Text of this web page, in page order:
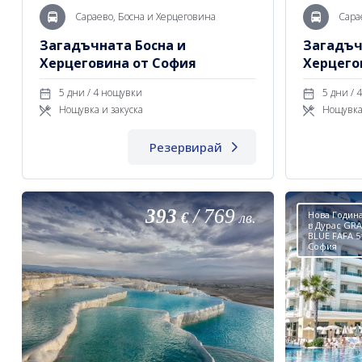
Сараево, Босна и Херцеговина
Загадъчната Босна и
Херцеговина от София
5 дни / 4 нощувки
Нощувка и закуска
Резервирай
5
393 €/769 лв.
Нова
в Дурас
BLUE FAFA
София